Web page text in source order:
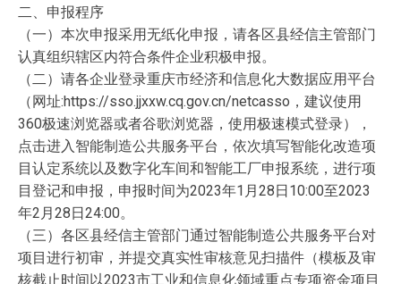
二、申报程序
（一）本次申报采用无纸化申报，请各区县经信主管部门
认真组织辖区内符合条件企业积极申报。
（二）请各企业登录重庆市经济和信息化大数据应用平台
（网址:https://sso.jjxxw.cq.gov.cn/netcasso，建议使用
360极速浏览器或者谷歌浏览器，使用极速模式登录），
点击进入智能制造公共服务平台，依次填写智能化改造项
目认定系统以及数字化车间和智能工厂申报系统，进行项
目登记和申报，申报时间为2023年1月28日10:00至2023
年2月28日24:00。
（三）各区县经信主管部门通过智能制造公共服务平台对
项目进行初审，并提交真实性审核意见扫描件（模板及审
核截止时间以2023市工业和信息化领域重点专项资金项目